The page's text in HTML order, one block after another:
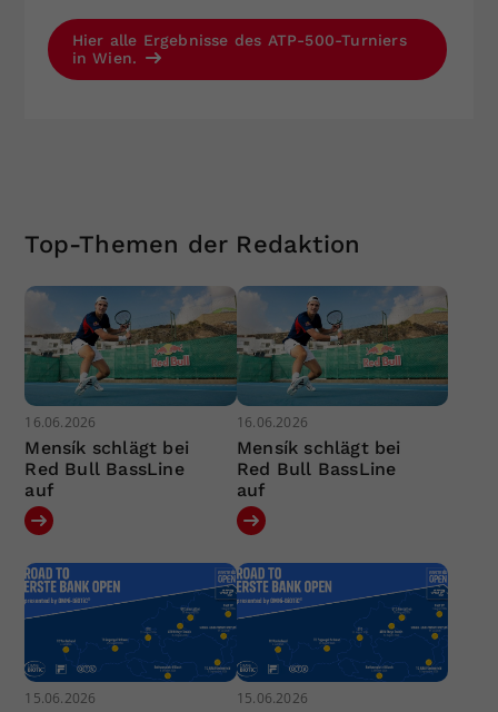
Hier alle Ergebnisse des ATP-500-Turniers
in Wien.
Top-Themen der Redaktion
16.06.2026
Mensík schlägt bei
Red Bull BassLine
auf
16.06.2026
Mensík schlägt bei
Red Bull BassLine
auf
15.06.2026 15.06.2026